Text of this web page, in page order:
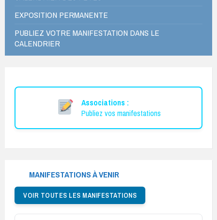
EXPOSITION PERMANENTE
PUBLIEZ VOTRE MANIFESTATION DANS LE
CALENDRIER
Associations :
Publiez vos manifestations
MANIFESTATIONS À VENIR
VOIR TOUTES LES MANIFESTATIONS